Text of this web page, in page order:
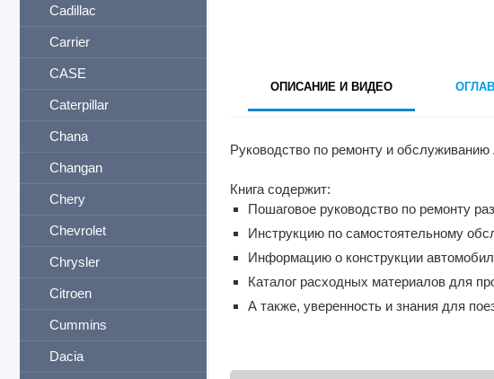
Cadillac
Carrier
CASE
Caterpillar
Chana
Changan
Chery
Chevrolet
Chrysler
Citroen
Cummins
Dacia
ОПИСАНИЕ И ВИДЕО
Руководство по ремонту и
Книга содержит:
Пошаговое руководство по ремонту
Инструкцию по самостоятельному
Информацию о конструкции
Каталог расходных материалов для
А также, уверенность и знания для